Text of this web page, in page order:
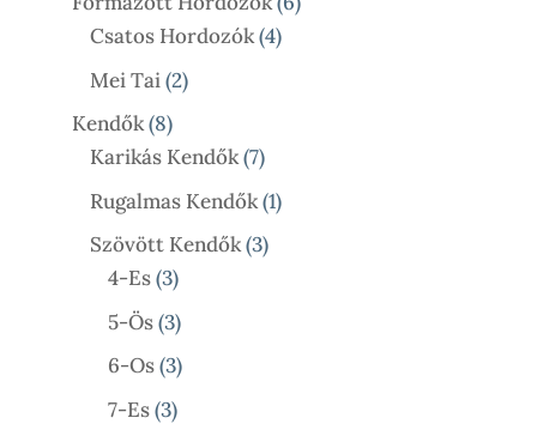
Csatos Hordozók 44
Mei Tai 22
Kendők 88
Termék
Karikás Kendők 77
Termék
Rugalmas Kendők 11
Szövött Kendők 33
4-Es 33
Termék
5-Ös 33
Termék
6-Os 33
Termék
7-Es 33